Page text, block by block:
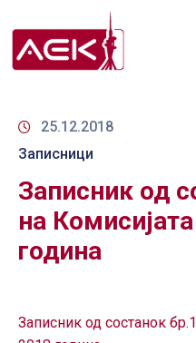
ЗА
ДОКУМЕНТИ
РФ
СПЕКТАР
АНАЛИЗА
25.12.2018
Записници
Записник од
на
година
Записник од состанок